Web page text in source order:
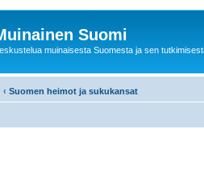
Suomi
muinaisesta Suomesta ja sen
‹ Suomen heimot ja sukukansat